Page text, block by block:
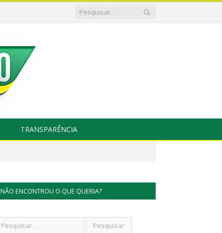
TRANSPARÊNCIA
NÃO ENCONTROU O QUE QUERIA?